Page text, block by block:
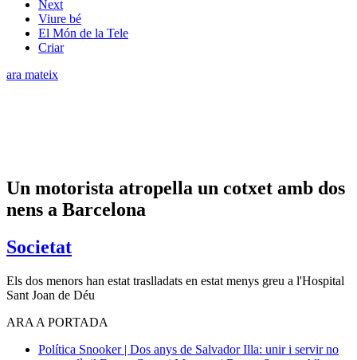
Next
Viure bé
El Món de la Tele
Criar
ara mateix
Un motorista atropella un cotxet amb dos
nens a Barcelona
Societat
Els dos menors han estat traslladats en estat menys greu a l'Hospital
Sant Joan de Déu
ARA A PORTADA
Política Snooker | Dos anys de Salvador Illa: unir i servir no